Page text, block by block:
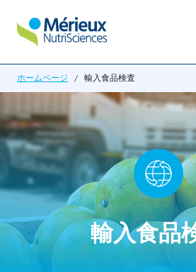
ス
プ
ホームページ / 輸入食品検査
輸入食品